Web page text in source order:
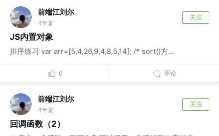
前端江刘尔
4年前
关注
JS内置对象
排序练习 var arr=[5,4,26,9,4,8,5,14]; /* sort()方...
0 评论
前端江刘尔
4年前
关注
回调函数（2）